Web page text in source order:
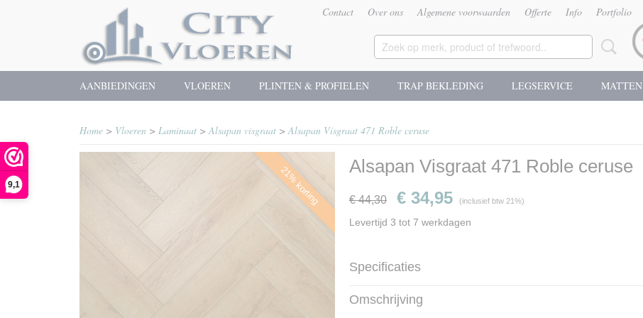
9,1
Contact Over ons Algemene voorwaarden Offerte Info Portfolio
AANBIEDINGEN VLOEREN PLINTEN & PROFIELEN TRAP BEKLEDING LEGSERVICE MATTEN
Home > Vloeren > Laminaat >Alsapan visgraat >Alsapan Visgraat 471 Roble ceruse
21% korting Alsapan Visgraat 471 Roble ceruse
€ 44,30 € 34,95 (inclusief btw 21%)
Levertijd 3 tot 7 werkdagen
Specificaties
Productcode
Afmetingen (l,b,h)
Omschrijving